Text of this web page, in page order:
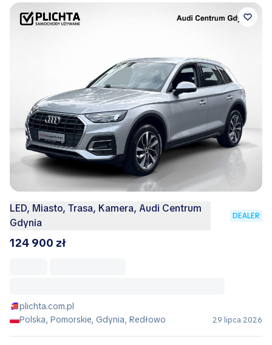
LED, Miasto, Trasa, Kamera, Audi Centrum
Gdynia
DEALER
124 900 zł
plichta.com.pl
Polska, Pomorskie, Gdynia, Redłowo
29 lipca 2026